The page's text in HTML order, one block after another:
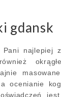
gdansk
Pani najlepiej
ocenianie
jest